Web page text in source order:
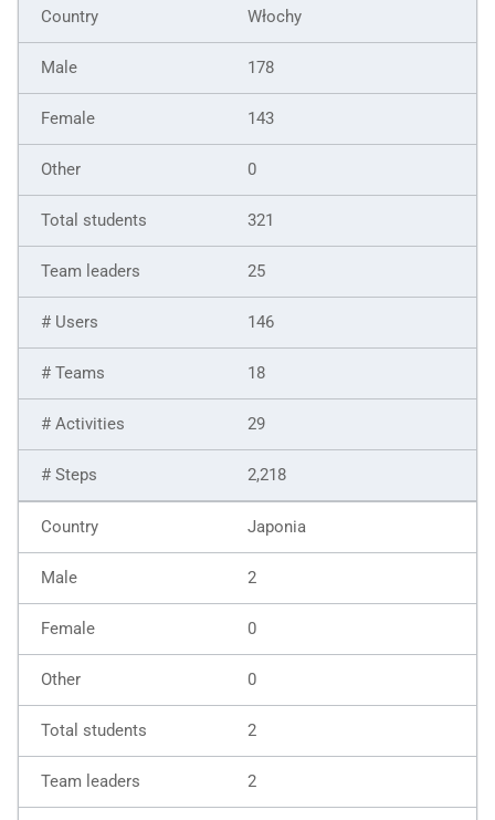
Włochy
178
143
0
321
25
146
18
29
2,218
Japonia
2
0
0
2
2